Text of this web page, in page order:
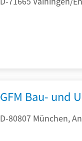
GFM Bau- und
D-80807 München,